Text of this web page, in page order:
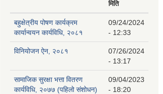
मिति
बहुक्षेत्रीय पोषण कार्यक्रम
कार्यान्वयन कार्यविधि, २०८१
09/24/2024
- 12:33
विनियोजन ऐन, २०८१
07/26/2024
- 13:17
सामाजिक सुरक्षा भत्ता वितरण
कार्यविधि, २०७७ (पहिलो संशोधन)
09/04/2023
- 18:20